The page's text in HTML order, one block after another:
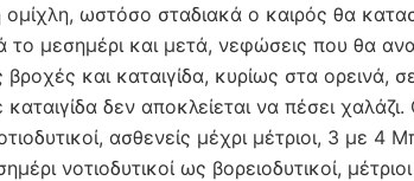
ομίχλη, ωστόσο σταδιακά ο καιρός θα
το μεσημέρι και μετά, νεφώσεις που θα
και καταιγίδα, κυρίως στα ορεινά,
δεν αποκλείεται να πέσει
ασθενείς μέχρι μέτριοι, 3 με
νοτιοδυτικοί ως βορειοδυτικοί,